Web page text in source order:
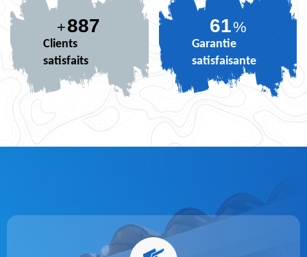
+887
Clients
satisfaits
73%
Garantie
satisfaisante